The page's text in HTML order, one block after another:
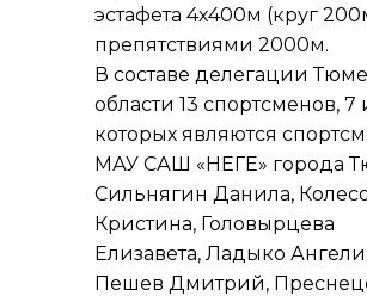
эстафета 4х400м (круг
препятствиями 2000м.
В составе делегации
области 13 спортсменов, 7
которых являются
МАУ САШ «НЕГЕ» города
Сильнягин Данила,
Кристина, Головырцева
Елизавета, Ладыко
Пешев Дмитрий,